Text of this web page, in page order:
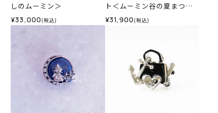
しのムーミン＞
¥33,000 (税込)
ト＜ムーミン谷の夏まつり
＞
¥31,900 (税込)